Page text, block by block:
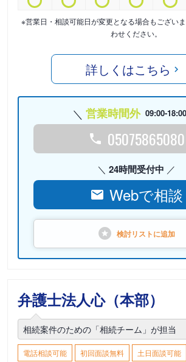
※営業日・相談可能日が変更となる場合もござい
わせください。
詳しくはこちら
営業時間外 09:00-18:00
05075865080
24時間受付中
Webで相談
検討リストに追加
弁護士法人心（本部）
相続案件のための「相続チーム」が担当
電話相談可能 初回面談無料
土日面談可能